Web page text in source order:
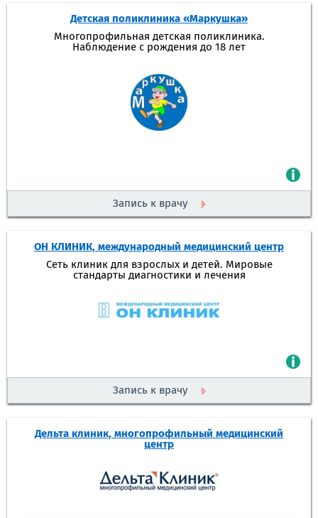
Детская поликлиника «Маркушка»
Многопрофильная детская поликлиника.
Наблюдение с рождения до 18 лет
Запись к врачу
ОН КЛИНИК, международный медицинский центр
Сеть клиник для взрослых и детей. Мировые
стандарты диагностики и лечения
Запись к врачу
Дельта клиник, многопрофильный медицинский
центр